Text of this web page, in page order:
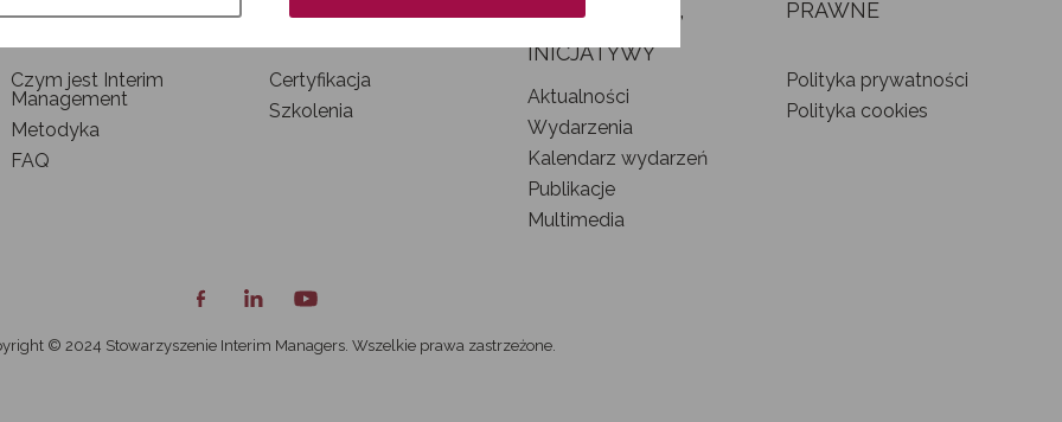
INTERIM MANAGEMENT
Czym jest Interim
Management
Metodyka
FAQ
SZKOLENIA I
Certyfikacja
Szkolenia
AKTUALNOŚCI,
INICJATYWY
Aktualności
Wydarzenia
Kalendarz wydarzeń
Publikacje
Multimedia
PRAWNE
Polityka prywatności
Polityka cookies
© 2024 Stowarzyszenie Interim Managers. Wszelkie prawa zastrzeżone.